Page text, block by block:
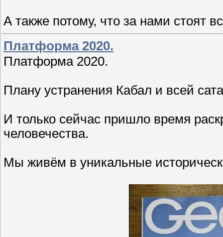
А также потому, что за нами стоят
Платформа 2020.
Платформа 2020.
Плану устранения Кабал и всей
И только сейчас пришло время
человечества.
Мы живём в уникальные